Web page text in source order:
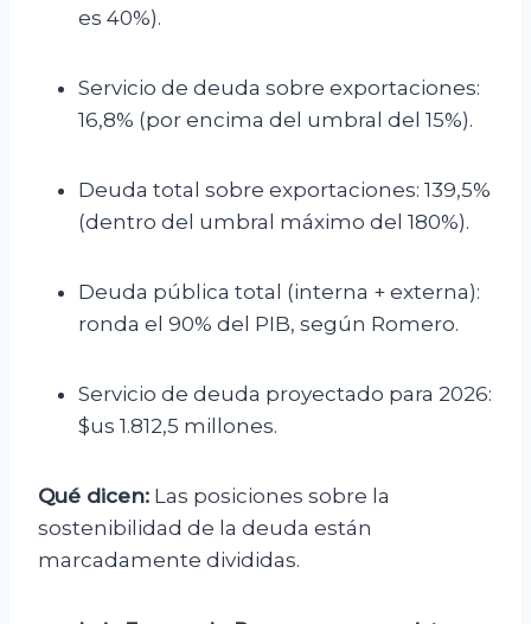
es 40%).
Servicio de deuda sobre exportaciones:
16,8% (por encima del umbral del 15%).
Deuda total sobre exportaciones: 139,5%
(dentro del umbral máximo del 180%).
Deuda pública total (interna + externa):
ronda el 90% del PIB, según Romero.
Servicio de deuda proyectado para 2026:
$us 1.812,5 millones.
Qué dicen: Las posiciones sobre la
sostenibilidad de la deuda están
marcadamente divididas.